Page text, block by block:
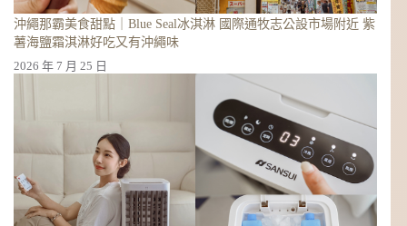
沖繩那霸美食甜點｜Blue Seal冰淇淋 國際通牧志公設市場附近 紫
薯海鹽霜淇淋好吃又有沖繩味
2026 年 7 月 25 日